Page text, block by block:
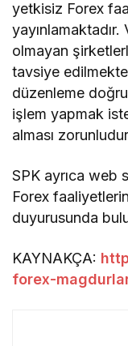
yetkisiz Forex
yayınlamaktadır.
olmayan
tavsiye
düzenleme
işlem yapmak
alması
SPK ayrıca web
Forex
duyurusunda
KAYNAKÇA:
forex-